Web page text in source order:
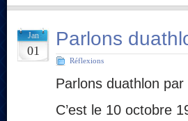
Jan
01
Parlons
Réflexions
Parlons duathlon
C’est le 10 octobre